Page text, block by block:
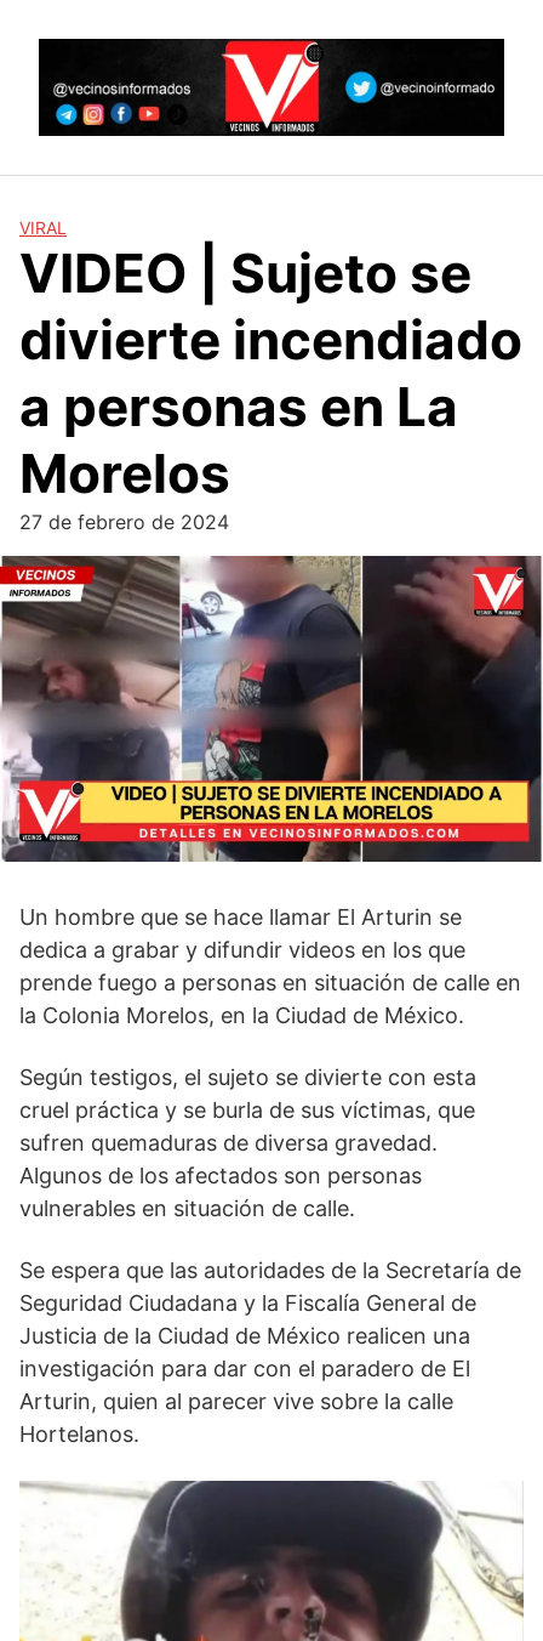
VIRAL
VIDEO | Sujeto se
divierte incendiado
a personas en La
Morelos
27 de febrero de 2024
Un hombre que se hace llamar El Arturin se
dedica a grabar y difundir videos en los que
prende fuego a personas en situación de calle en
la Colonia Morelos, en la Ciudad de México.
Según testigos, el sujeto se divierte con esta
cruel práctica y se burla de sus víctimas, que
sufren quemaduras de diversa gravedad.
Algunos de los afectados son personas
vulnerables en situación de calle.
Se espera que las autoridades de la Secretaría de
Seguridad Ciudadana y la Fiscalía General de
Justicia de la Ciudad de México realicen una
investigación para dar con el paradero de El
Arturin, quien al parecer vive sobre la calle
Hortelanos.